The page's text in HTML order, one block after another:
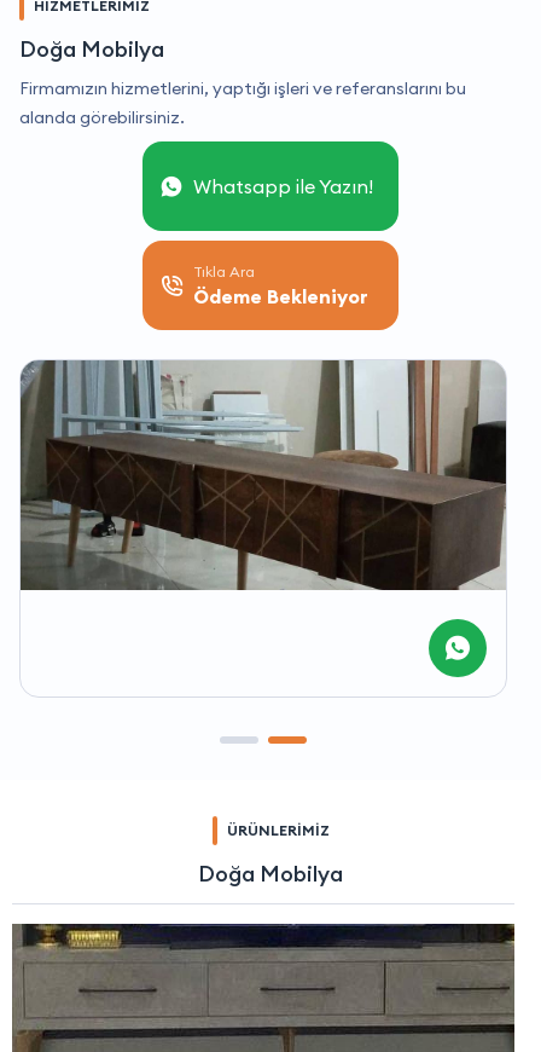
HİZMETLERİMİZ
Doğa Mobilya
Firmamızın hizmetlerini, yaptığı işleri ve referanslarını bu
alanda görebilirsiniz.
Whatsapp ile Yazın!
Tıkla Ara
Ödeme Bekleniyor
ÜRÜNLERİMİZ
Doğa Mobilya